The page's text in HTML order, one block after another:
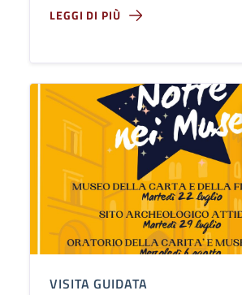
LEGGI DI PIÙ
VISITA GUIDATA